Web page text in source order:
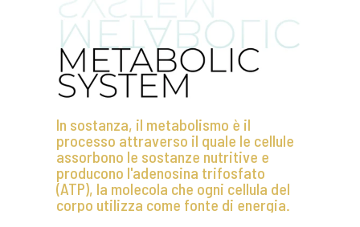
In sostanza, il metabolismo è il
processo attraverso il quale le cellule
assorbono le sostanze nutritive e
producono l'adenosina trifosfato
(ATP), la molecola che ogni cellula del
corpo utilizza come fonte di energia.